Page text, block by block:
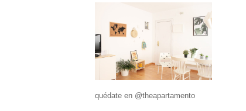
quédate en @theapartamento